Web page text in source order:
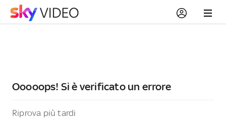
Ooooops! Si è verificato un errore
Riprova più tardi